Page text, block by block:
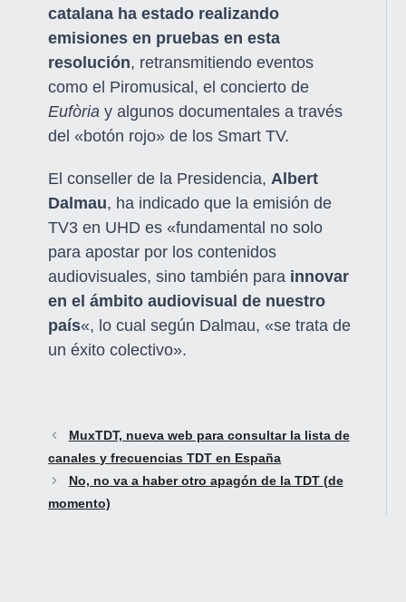
catalana ha estado realizando
emisiones en pruebas en esta
resolución, retransmitiendo eventos
como el Piromusical, el concierto de
Eufòria y algunos documentales a través
del «botón rojo» de los Smart TV.
El conseller de la Presidencia,Albert
Dalmau, ha indicado que la emisión de
TV3 en UHD es «fundamental no solo
para apostar por los contenidos
audiovisuales, sino también para innovar
en el ámbito audiovisual de nuestro
país«, lo cual según Dalmau, «se trata de
un éxito colectivo».
MuxTDT, nueva web para consultar la lista de
canales y frecuencias TDT en España
No, no va a haber otro apagón de la TDT (de
momento)